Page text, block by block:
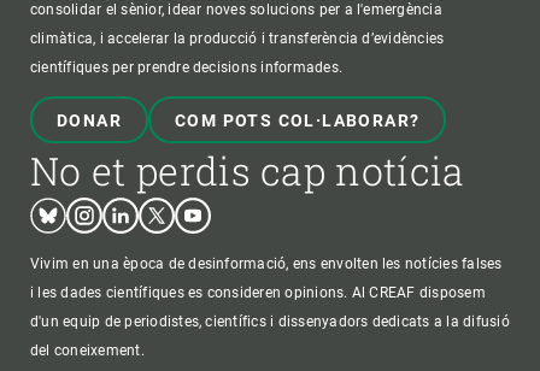
consolidar el sènior, idear noves solucions per a l'emergència
climàtica, i accelerar la producció i transferència d’evidències
científiques per prendre decisions informades.
DONAR COM POTS COL·LABORAR?
No et perdis cap notícia
BlueskyInstagram
LinkedinTwitterYoutube
Vivim en una època de desinformació, ens envolten les notícies falses
i les dades científiques es consideren opinions. Al CREAF disposem
d'un equip de periodistes, científics i dissenyadors dedicats a la difusió
del coneixement.